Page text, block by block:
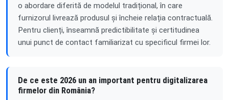
o abordare diferită de modelul tradițional, în care
furnizorul livrează produsul și încheie relația contractuală.
Pentru clienți, înseamnă predictibilitate și certitudinea
unui punct de contact familiarizat cu specificul firmei lor.
De ce este 2026 un an important pentru digitalizarea
firmelor din România?